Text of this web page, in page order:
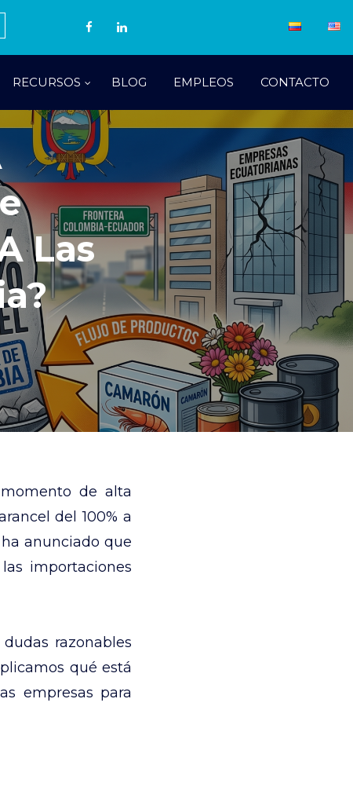
RECURSOS BLOG EMPLEOS CONTACTO
Las
de alta
del 100% a
anunciado que
importaciones
razonables
qué está
empresas para